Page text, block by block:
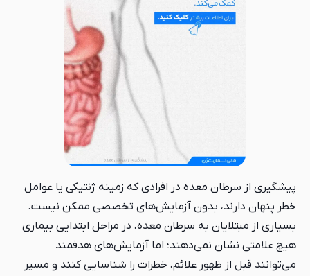
پیشگیری از سرطان معده در افرادی که زمینه ژنتیکی یا عوامل
خطر پنهان دارند، بدون آزمایش‌های تخصصی ممکن نیست.
بسیاری از مبتلایان به سرطان معده، در مراحل ابتدایی بیماری
هیچ علامتی نشان نمی‌دهند؛ اما آزمایش‌های هدفمند
می‌توانند قبل از ظهور علائم، خطرات را شناسایی کنند و مسیر